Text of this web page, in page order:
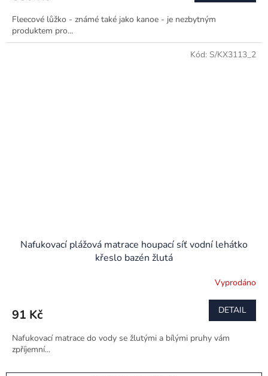
Fleecové lůžko - známé také jako kanoe - je nezbytným
produktem pro...
Nafukovací plážová matrace houpací síť vodní lehátko
křeslo bazén žlutá
Vyprodáno
91 Kč DETAIL
Nafukovací matrace do vody se žlutými a bílými pruhy vám
zpříjemní...
Kód: S/KX3113_2